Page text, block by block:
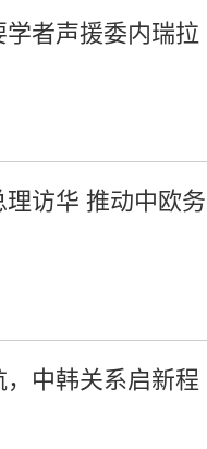
者声援委内瑞拉
访华 推动中欧
中韩关系启新程